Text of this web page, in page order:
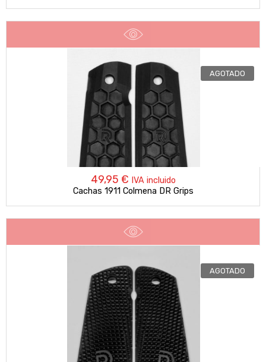
AGOTADO
49,95 € IVA incluido
Cachas 1911 Colmena DR Grips
AGOTADO